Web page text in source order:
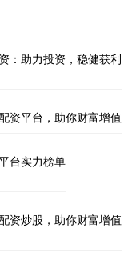
：助力投资，稳健获利
资平台，助你财富增值
台实力榜单
资炒股，助你财富增值